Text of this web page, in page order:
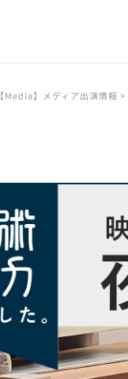
【Media】メディア出演情報 >